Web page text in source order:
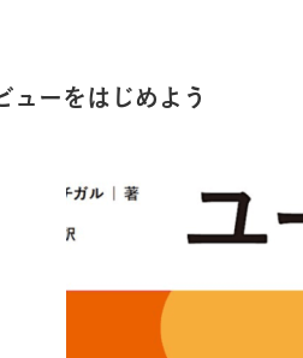
ューをはじめよう